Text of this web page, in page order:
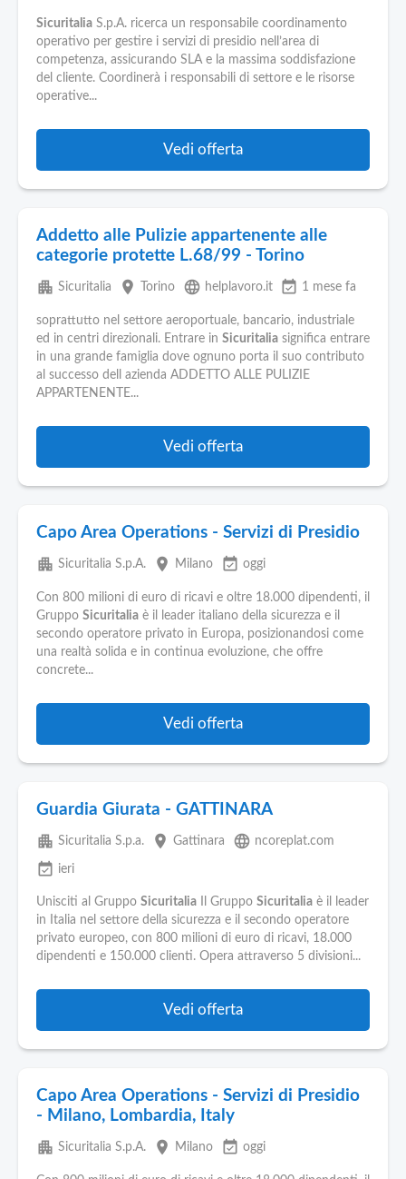
Sicuritalia S.p.A. ricerca un responsabile coordinamento
operativo per gestire i servizi di presidio nell’area di
competenza, assicurando SLA e la massima soddisfazione
del cliente. Coordinerà i responsabili di settore e le risorse
operative...
Vedi offerta
Addetto alle Pulizie appartenente alle
categorie protette L.68/99 - Torino
apartment Sicuritalia place Torino language helplavoro.it event_available 1 mese fa
soprattutto nel settore aeroportuale, bancario, industriale
ed in centri direzionali. Entrare in Sicuritalia significa entrare
in una grande famiglia dove ognuno porta il suo contributo
al successo dell azienda ADDETTO ALLE PULIZIE
APPARTENENTE...
Vedi offerta
Capo Area Operations - Servizi di Presidio
apartment Sicuritalia S.p.A. place Milano event_available oggi
Con 800 milioni di euro di ricavi e oltre 18.000 dipendenti, il
Gruppo Sicuritalia è il leader italiano della sicurezza e il
secondo operatore privato in Europa, posizionandosi come
una realtà solida e in continua evoluzione, che offre
concrete...
Vedi offerta
Guardia Giurata - GATTINARA
apartment Sicuritalia S.p.a. place Gattinara language ncoreplat.com
event_available ieri
Unisciti al Gruppo Sicuritalia Il Gruppo Sicuritalia è il leader
in Italia nel settore della sicurezza e il secondo operatore
privato europeo, con 800 milioni di euro di ricavi, 18.000
dipendenti e 150.000 clienti. Opera attraverso 5 divisioni...
Vedi offerta
Capo Area Operations - Servizi di Presidio
- Milano, Lombardia, Italy
apartment Sicuritalia S.p.A. place Milano event_available oggi